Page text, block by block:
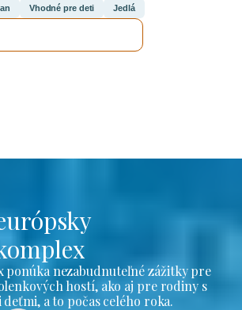
Vhodné pre deti Jedlá
ponúka nezabudnuteľné zážitky pre
hostí, ako aj pre rodiny s
a to počas celého roka.